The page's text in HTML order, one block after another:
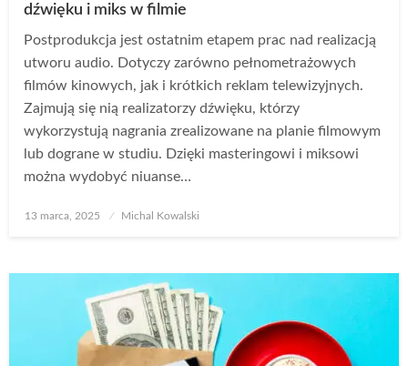
dźwięku i miks w filmie
Postprodukcja jest ostatnim etapem prac nad realizacją
utworu audio. Dotyczy zarówno pełnometrażowych
filmów kinowych, jak i krótkich reklam telewizyjnych.
Zajmują się nią realizatorzy dźwięku, którzy
wykorzystują nagrania zrealizowane na planie filmowym
lub dograne w studiu. Dzięki masteringowi i miksowi
można wydobyć niuanse…
Opublikowane
13 marca, 2025 Michal Kowalski